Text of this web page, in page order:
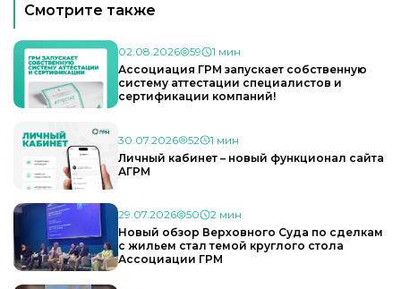
Смотрите также
02.08.2026 59
1 мин
Ассоциация ГРМ запускает собственную
систему аттестации специалистов и
сертификации компаний!
30.07.2026 52
1 мин
Личный кабинет – новый функционал сайта
АГРМ
29.07.2026 50
2 мин
Новый обзор Верховного Суда по сделкам
с жильем стал темой круглого стола
Ассоциации ГРМ